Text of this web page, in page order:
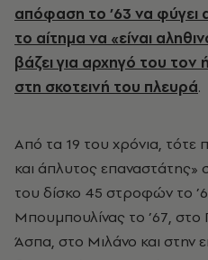
απόφαση το ’63 να φύγει
το αίτημα να «είναι
βάζει για αρχηγό του τον
στη σκοτεινή του πλευρά.
Από τα 19 του χρόνια, τότε
και άπλυτος
του δίσκο 45 στροφών το
Μπουμπουλίνας το ’67, στο
Άσπα, στο Μιλάνο και στην